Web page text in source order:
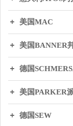
美国MAC
美国BANNER
德国
美国PARKER
德国SEW